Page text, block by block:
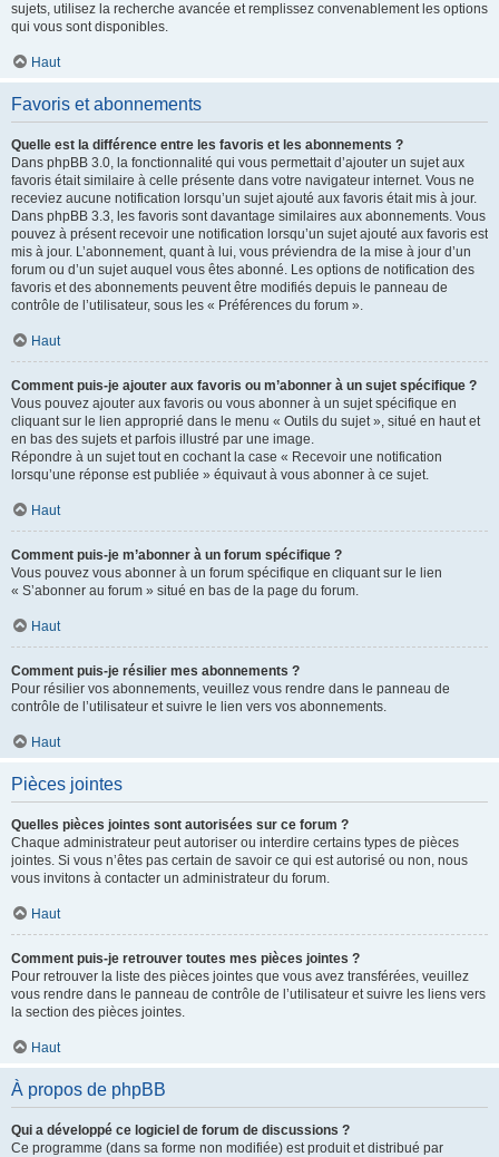
sujets, utilisez la recherche avancée et remplissez convenablement les options
qui vous sont disponibles.
Haut
Favoris et abonnements
Quelle est la différence entre les favoris et les abonnements ?
Dans phpBB 3.0, la fonctionnalité qui vous permettait d’ajouter un sujet aux
favoris était similaire à celle présente dans votre navigateur internet. Vous ne
receviez aucune notification lorsqu’un sujet ajouté aux favoris était mis à jour.
Dans phpBB 3.3, les favoris sont davantage similaires aux abonnements. Vous
pouvez à présent recevoir une notification lorsqu’un sujet ajouté aux favoris est
mis à jour. L’abonnement, quant à lui, vous préviendra de la mise à jour d’un
forum ou d’un sujet auquel vous êtes abonné. Les options de notification des
favoris et des abonnements peuvent être modifiés depuis le panneau de
contrôle de l’utilisateur, sous les « Préférences du forum ».
Haut
Comment puis-je ajouter aux favoris ou m’abonner à un sujet spécifique ?
Vous pouvez ajouter aux favoris ou vous abonner à un sujet spécifique en
cliquant sur le lien approprié dans le menu « Outils du sujet », situé en haut et
en bas des sujets et parfois illustré par une image.
Répondre à un sujet tout en cochant la case « Recevoir une notification
lorsqu’une réponse est publiée » équivaut à vous abonner à ce sujet.
Haut
Comment puis-je m’abonner à un forum spécifique ?
Vous pouvez vous abonner à un forum spécifique en cliquant sur le lien
« S’abonner au forum » situé en bas de la page du forum.
Haut
Comment puis-je résilier mes abonnements ?
Pour résilier vos abonnements, veuillez vous rendre dans le panneau de
contrôle de l’utilisateur et suivre le lien vers vos abonnements.
Haut
Pièces jointes
Quelles pièces jointes sont autorisées sur ce forum ?
Chaque administrateur peut autoriser ou interdire certains types de pièces
jointes. Si vous n’êtes pas certain de savoir ce qui est autorisé ou non, nous
vous invitons à contacter un administrateur du forum.
Haut
Comment puis-je retrouver toutes mes pièces jointes ?
Pour retrouver la liste des pièces jointes que vous avez transférées, veuillez
vous rendre dans le panneau de contrôle de l’utilisateur et suivre les liens vers
la section des pièces jointes.
Haut
À propos de phpBB
Qui a développé ce logiciel de forum de discussions ?
Ce programme (dans sa forme non modifiée) est produit et distribué par